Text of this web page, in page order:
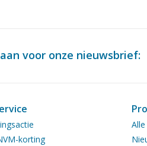
voor onze nieuwsbrief:
korting